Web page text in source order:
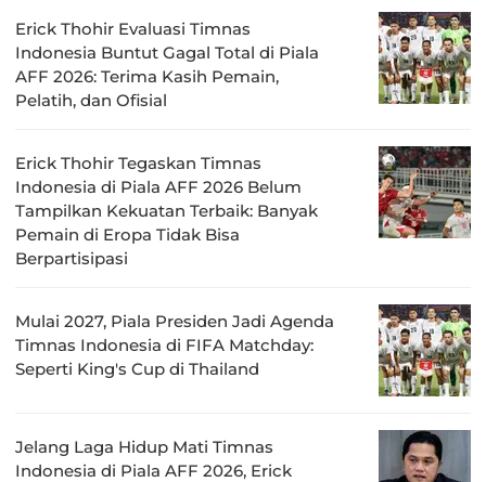
Erick Thohir Evaluasi Timnas
Indonesia Buntut Gagal Total di Piala
AFF 2026: Terima Kasih Pemain,
Pelatih, dan Ofisial
Erick Thohir Tegaskan Timnas
Indonesia di Piala AFF 2026 Belum
Tampilkan Kekuatan Terbaik: Banyak
Pemain di Eropa Tidak Bisa
Berpartisipasi
Mulai 2027, Piala Presiden Jadi Agenda
Timnas Indonesia di FIFA Matchday:
Seperti King's Cup di Thailand
Jelang Laga Hidup Mati Timnas
Indonesia di Piala AFF 2026, Erick